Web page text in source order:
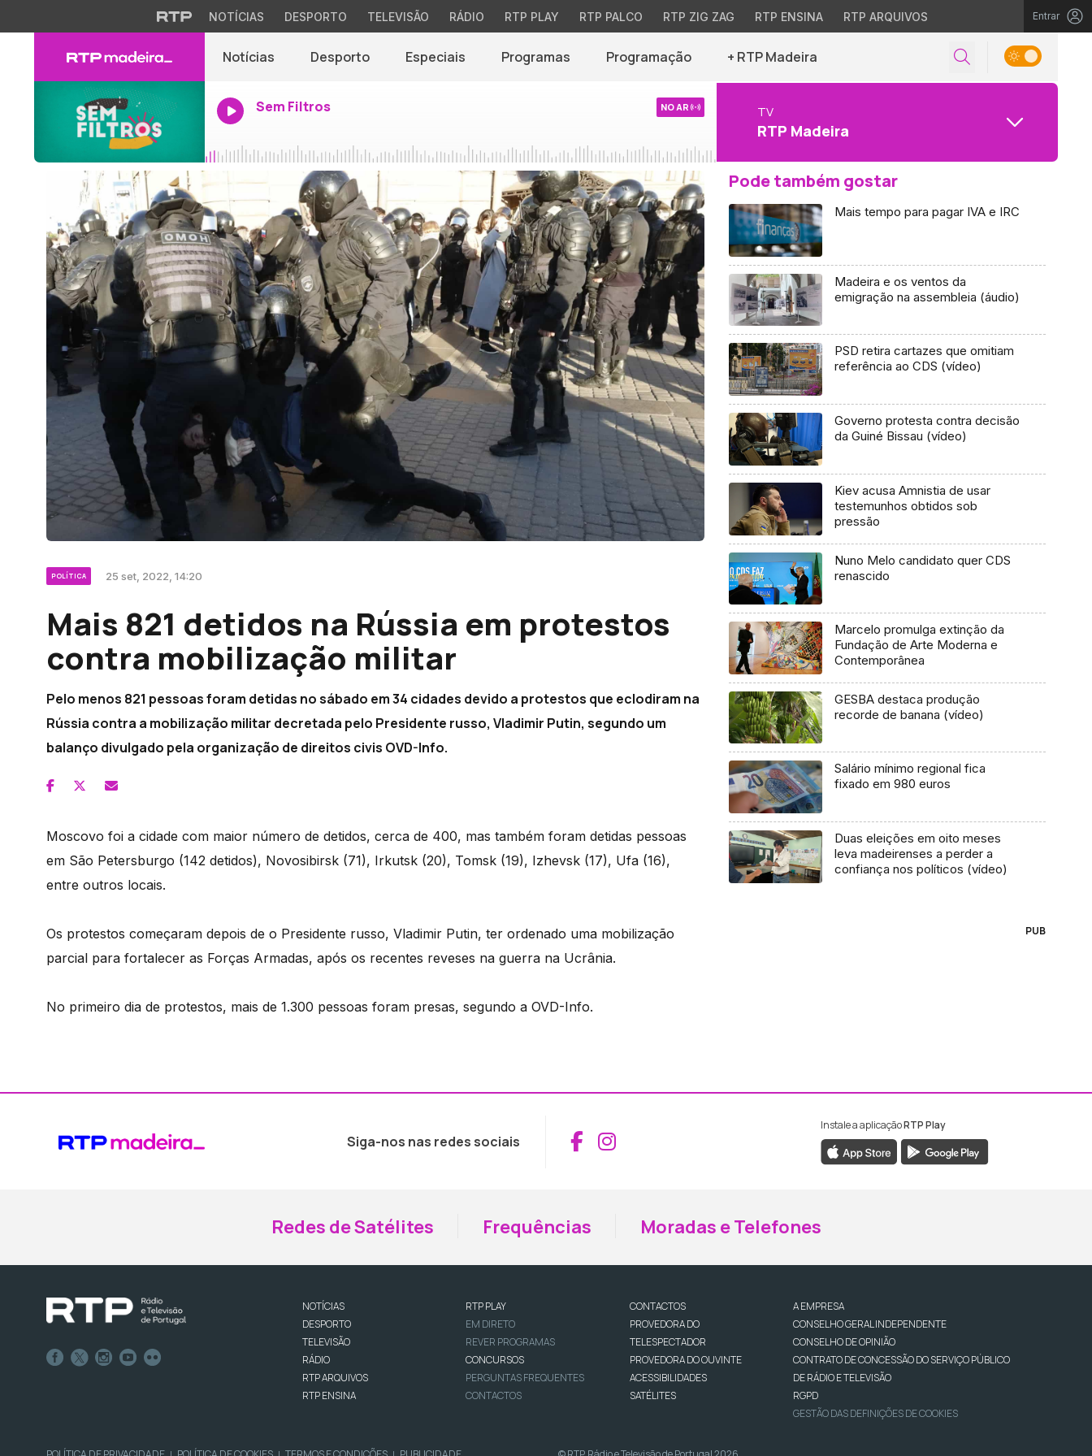
NOTÍCIAS DESPORTO TELEVISÃO RÁDIO RTP PLAY RTP PALCO RTP ZIG ZAG RTP ENSINA RTP ARQUIVOS Entrar
Notícias Desporto Especiais Programas Programação + RTP Madeira
Sem Filtros NO AR TV
RTP Madeira
POLÍTICA 25 set, 2022, 14:20
Mais 821 detidos na Rússia em protestos
contra mobilização militar
Pelo menos 821 pessoas foram detidas no sábado em 34 cidades devido a protestos que eclodiram na
Rússia contra a mobilização militar decretada pelo Presidente russo, Vladimir Putin, segundo um
balanço divulgado pela organização de direitos civis OVD-Info.
Moscovo foi a cidade com maior número de detidos, cerca de 400, mas também foram detidas pessoas
em São Petersburgo (142 detidos), Novosibirsk (71), Irkutsk (20), Tomsk (19), Izhevsk (17), Ufa (16),
entre outros locais.
Os protestos começaram depois de o Presidente russo, Vladimir Putin, ter ordenado uma mobilização
parcial para fortalecer as Forças Armadas, após os recentes reveses na guerra na Ucrânia.
No primeiro dia de protestos, mais de 1.300 pessoas foram presas, segundo a OVD-Info.
Pode também gostar
Mais tempo para pagar IVA e IRC
Madeira e os ventos da
emigração na assembleia (áudio)
PSD retira cartazes que omitiam
referência ao CDS (vídeo)
Governo protesta contra decisão
da Guiné Bissau (vídeo)
Kiev acusa Amnistia de usar
testemunhos obtidos sob
pressão
Nuno Melo candidato quer CDS
renascido
Marcelo promulga extinção da
Fundação de Arte Moderna e
Contemporânea
GESBA destaca produção
recorde de banana (vídeo)
Salário mínimo regional fica
fixado em 980 euros
Duas eleições em oito meses
leva madeirenses a perder a
confiança nos políticos (vídeo)
PUB
Siga-nos nas redes sociais Aceder ao Facebook da RTP Madeira
Aceder ao Instagram da RTP Madeira
Instale a aplicaçãoRTP Play
Redes de Satélites Frequências Moradas e Telefones
NOTÍCIAS
DESPORTO
TELEVISÃO
RÁDIO
RTP ARQUIVOS
RTP ENSINA
RTP PLAY
EM DIRETO
REVER PROGRAMAS
CONCURSOS
PERGUNTAS FREQUENTES
CONTACTOS
CONTACTOS
PROVEDORA DO
TELESPECTADOR
PROVEDORA DO OUVINTE
ACESSIBILIDADES
SATÉLITES
A EMPRESA
CONSELHO GERAL INDEPENDENTE
CONSELHO DE OPINIÃO
CONTRATO DE CONCESSÃO DO SERVIÇO PÚBLICO
DE RÁDIO E TELEVISÃO
RGPD
GESTÃO DAS DEFINIÇÕES DE COOKIES